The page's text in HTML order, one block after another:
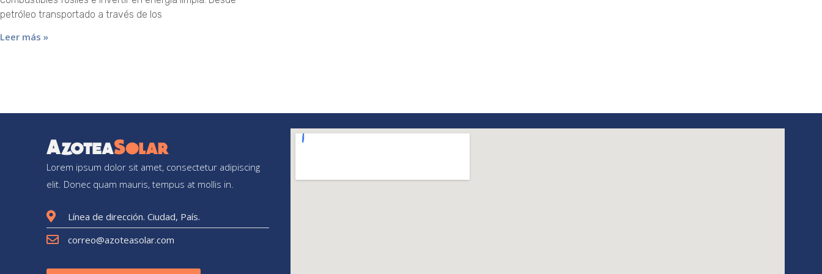
petróleo transportado a través de los
Leer más »
Lorem ipsum dolor sit amet, consectetur adipiscing
elit. Donec quam mauris, tempus at mollis in.
Línea de dirección. Ciudad, País.
correo@azoteasolar.com